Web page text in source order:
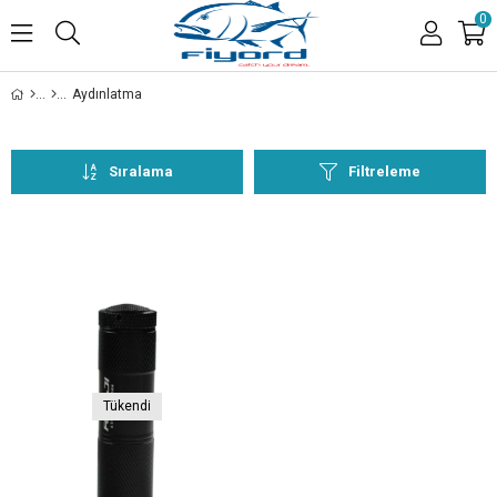
0
Aydınlatma
Filtreleme
Sıralama
Tükendi